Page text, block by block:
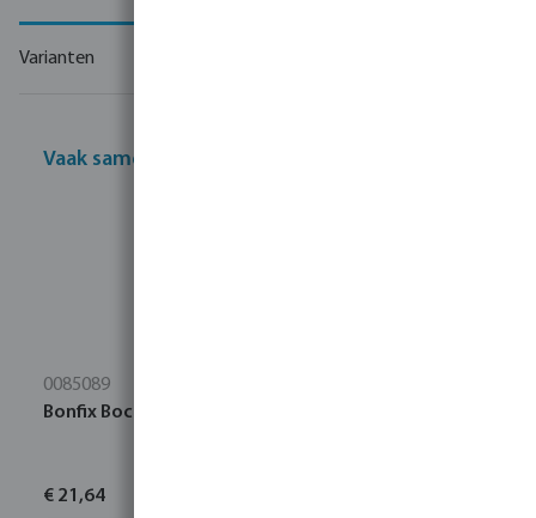
Varianten
Vaak samen gekocht
0085089
Bonfix Bocht 90° RVS 316L 22 mm pers KIWA
€ 21,64